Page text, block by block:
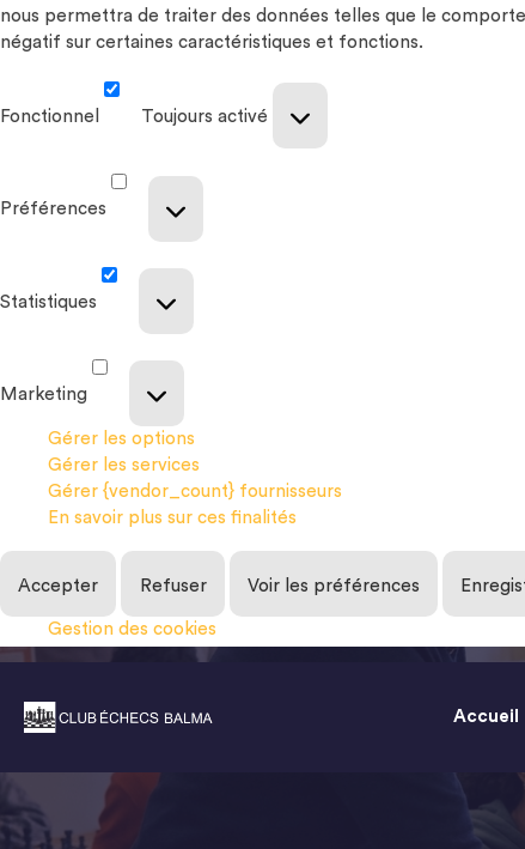
nous permettra de traiter des données telles que le
négatif sur certaines caractéristiques et fonctions.
Fonctionnel Toujours activé
Préférences
Statistiques
Marketing
Gérer les options
Gérer les services
Gérer {vendor_count} fournisseurs
En savoir plus sur ces finalités
Accepter Refuser Voir les préférences
Gestion des cookies
Accueil